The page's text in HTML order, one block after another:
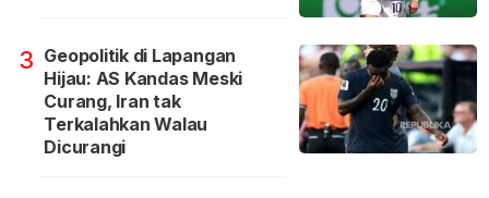
3 Geopolitik di Lapangan
Hijau: AS Kandas Meski
Curang, Iran tak
Terkalahkan Walau
Dicurangi